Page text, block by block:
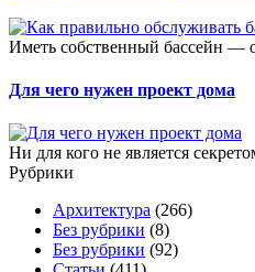
Иметь собственный бассейн —
Для чего нужен проект дома
Ни для кого не является
Рубрики
Архитектура (266)
Без рубрики (8)
Без рубрики (92)